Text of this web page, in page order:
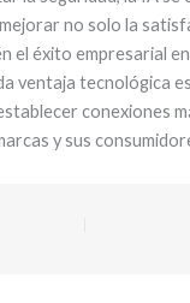
no solo la
el éxito empresarial
ventaja tecnológica
conexiones
y sus